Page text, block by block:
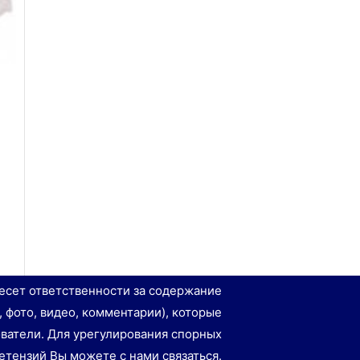
ответственности за содержание
фото, видео, комментарии), которые
Для урегулирования спорных
Вы можете с нами связаться.